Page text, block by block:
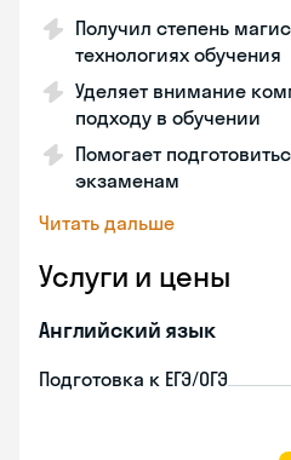
Получил степень
технологиях обучения
Уделяет внимание
подходу в обучении
Помогает
экзаменам
Читать дальше
Услуги и цены
Английский язык
Подготовка к ЕГЭ/ОГЭ